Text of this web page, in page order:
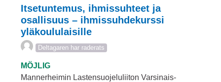
Itsetuntemus, ihmissuhteet ja
osallisuus – ihmissuhdekurssi
yläkoululaisille
Deltagaren har raderats
MÖJLIG
Mannerheimin Lastensuojeluliiton Varsinais-